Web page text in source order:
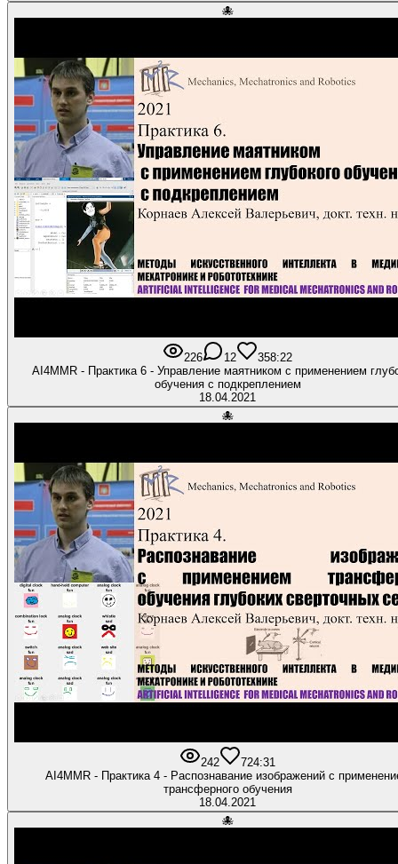
🐙
226 12 358:22
AI4MMR - Практика 6 - Управление маятником с применением
обучения с подкреплением
18.04.2021
🐙
242 724:31
AI4MMR - Практика 4 - Распознавание изображений с
трансферного обучения
18.04.2021
🐙